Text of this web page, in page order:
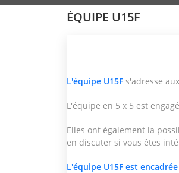
ÉQUIPE U15F
L'équipe U15F s'adresse
L'équipe en 5 x 5 est
Elles ont également la
en discuter si vous êtes
L'équipe U15F est